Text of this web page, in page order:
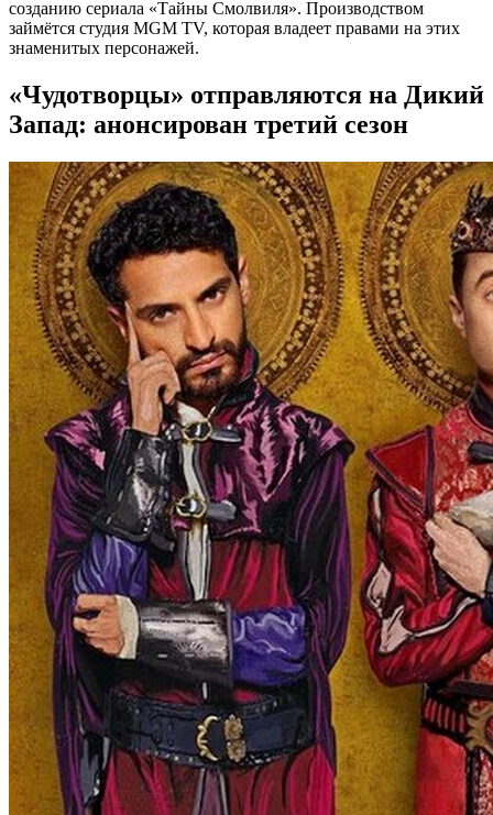
созданию сериала «Тайны Смолвиля». Производством
займётся студия MGM TV, которая владеет правами на этих
знаменитых персонажей.
«Чудотворцы» отправляются на Дикий
Запад: анонсирован третий сезон